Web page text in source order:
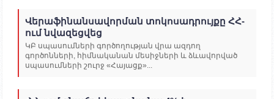
Վերաֆինանսավորման տոկոսադրույքը ՀՀ-
ում նվազեցվեց
ԿԲ սպասումների գործողության վրա ազդող
գործոնների, հիմնականան մեսիջների և ձևավորված
սպասումների շուրջ «Հայացք»...